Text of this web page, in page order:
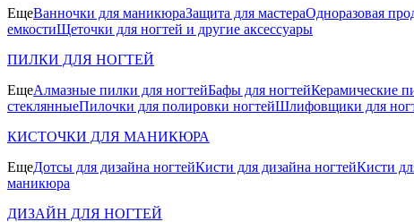
ЕщеВанночки для маникюраЗащита для мастераОдноразовая
емкостиЩеточки для ногтей и другие аксессуары
ПИЛКИ ДЛЯ НОГТЕЙ
ЕщеАлмазные пилки для ногтейБафы для ногтейКерамические
стеклянныеПилочки для полировки ногтейШлифовщики для
КИСТОЧКИ ДЛЯ МАНИКЮРА
ЕщеДотсы для дизайна ногтейКисти для дизайна ногтейКисти
маникюра
ДИЗАЙН ДЛЯ НОГТЕЙ